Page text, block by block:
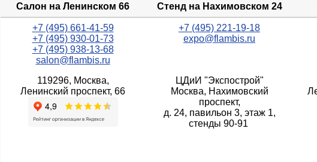
Салон на Ленинском 66 Стенд на Нахимовском 24
+7 (495) 661-41-59
+7 (495) 930-01-73
+7 (495) 938-13-68
salon@flambis.ru
+7 (495) 221-19-18
expo@flambis.ru
119296, Москва,
Ленинский проспект, 66
ЦДиИ "Экспострой"
Москва, Нахимовский
проспект,
д. 24, павильон 3, этаж 1,
стенды 90-91